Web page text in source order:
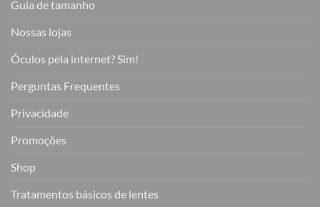
Guia de tamanho
Nossas lojas
Óculos pela internet? Sim!
Perguntas Frequentes
Privacidade
Promoções
Shop
Tratamentos básicos de lentes